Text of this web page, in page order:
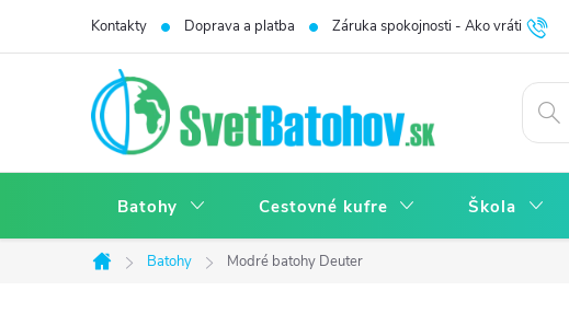
Kontakty Doprava a platba Záruka spokojnosti - Ako vrátiť
Batohy Cestovné kufre Škola
Domov
Batohy Modré batohy Deuter